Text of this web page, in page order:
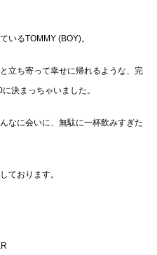
いるTOMMY (BOY)。
立ち寄って幸せに帰れるような、完
決まっちゃいました。
なに会いに、無駄に一杯飲みすぎた
ております。